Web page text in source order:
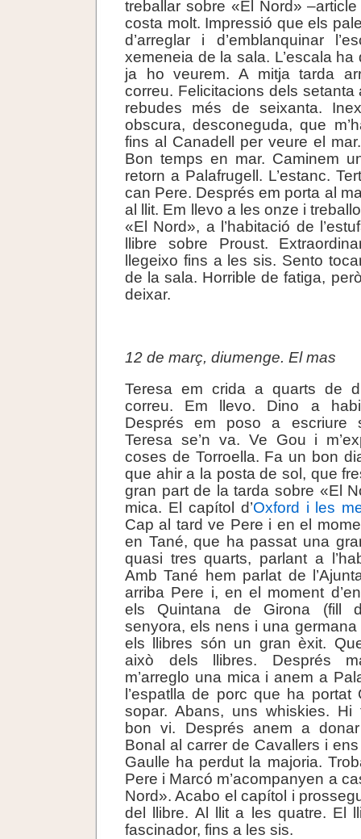
treballar sobre «El Nord»
costa molt. Impressió que els
d’arreglar i d’emblanquinar
xemeneia de la sala. L’escala
ja ho veurem. A mitja tarda
correu. Felicitacions dels setanta
rebudes més de seixanta.
obscura, desconeguda, que
fins al Canadell per veure el
Bon temps en mar. Caminem
retorn a Palafrugell. L’estanc.
can Pere. Després em porta al
al llit. Em llevo a les onze i
«El Nord», a l’habitació de
llibre sobre Proust.
llegeixo fins a les sis. Sento
de la sala. Horrible de fatiga,
deixar.
12 de març, diumenge. El mas
Teresa em crida a quarts de
correu. Em llevo. Dino a
Després em poso a escriure
Teresa se’n va. Ve Gou i
coses de Torroella. Fa un bon
que ahir a la posta de sol, que
gran part de la tarda sobre «El
mica. El capítol d’Oxford i les
Cap al tard ve Pere i en el
en Tané, que ha passat una
quasi tres quarts, parlant a
Amb Tané hem parlat de
arriba Pere i, en el moment
els Quintana de Girona (fill
senyora, els nens i una germana
els llibres són un gran èxit.
això dels llibres. Després
m’arreglo una mica i anem a
l’espatlla de porc que ha
sopar. Abans, uns whiskies. Hi
bon vi. Després anem a
Bonal al carrer de Cavallers i
Gaulle ha perdut la majoria.
Pere i Marcó m’acompanyen a
Nord». Acabo el capítol i
del llibre. Al llit a les quatre. El
fascinador, fins a les sis.